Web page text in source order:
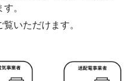
。
覧いただけます。